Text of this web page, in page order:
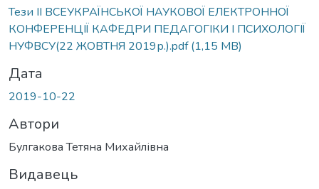
Тези II ВСЕУКРАЇНСЬКОЇ НАУКОВОЇ ЕЛЕКТРОННОЇ
КОНФЕРЕНЦІЇ КАФЕДРИ ПЕДАГОГІКИ І ПСИХОЛОГІЇ
НУФВСУ(22 ЖОВТНЯ 2019р.).pdf(1,15 MB)
Дата
2019-10-22
Автори
Булгакова Тетяна Михайлівна
Видавець